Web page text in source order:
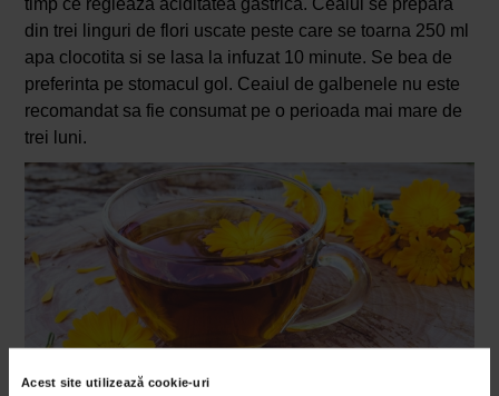
Acest site utilizează cookie-uri
timp ce regleaza aciditatea gastrica. Ceaiul se prepara
din trei linguri de flori uscate peste care se toarna 250 ml
apa clocotita si se lasa la infuzat 10 minute. Se bea de
preferinta pe stomacul gol. Ceaiul de galbenele nu este
recomandat sa fie consumat pe o perioada mai mare de
trei luni.